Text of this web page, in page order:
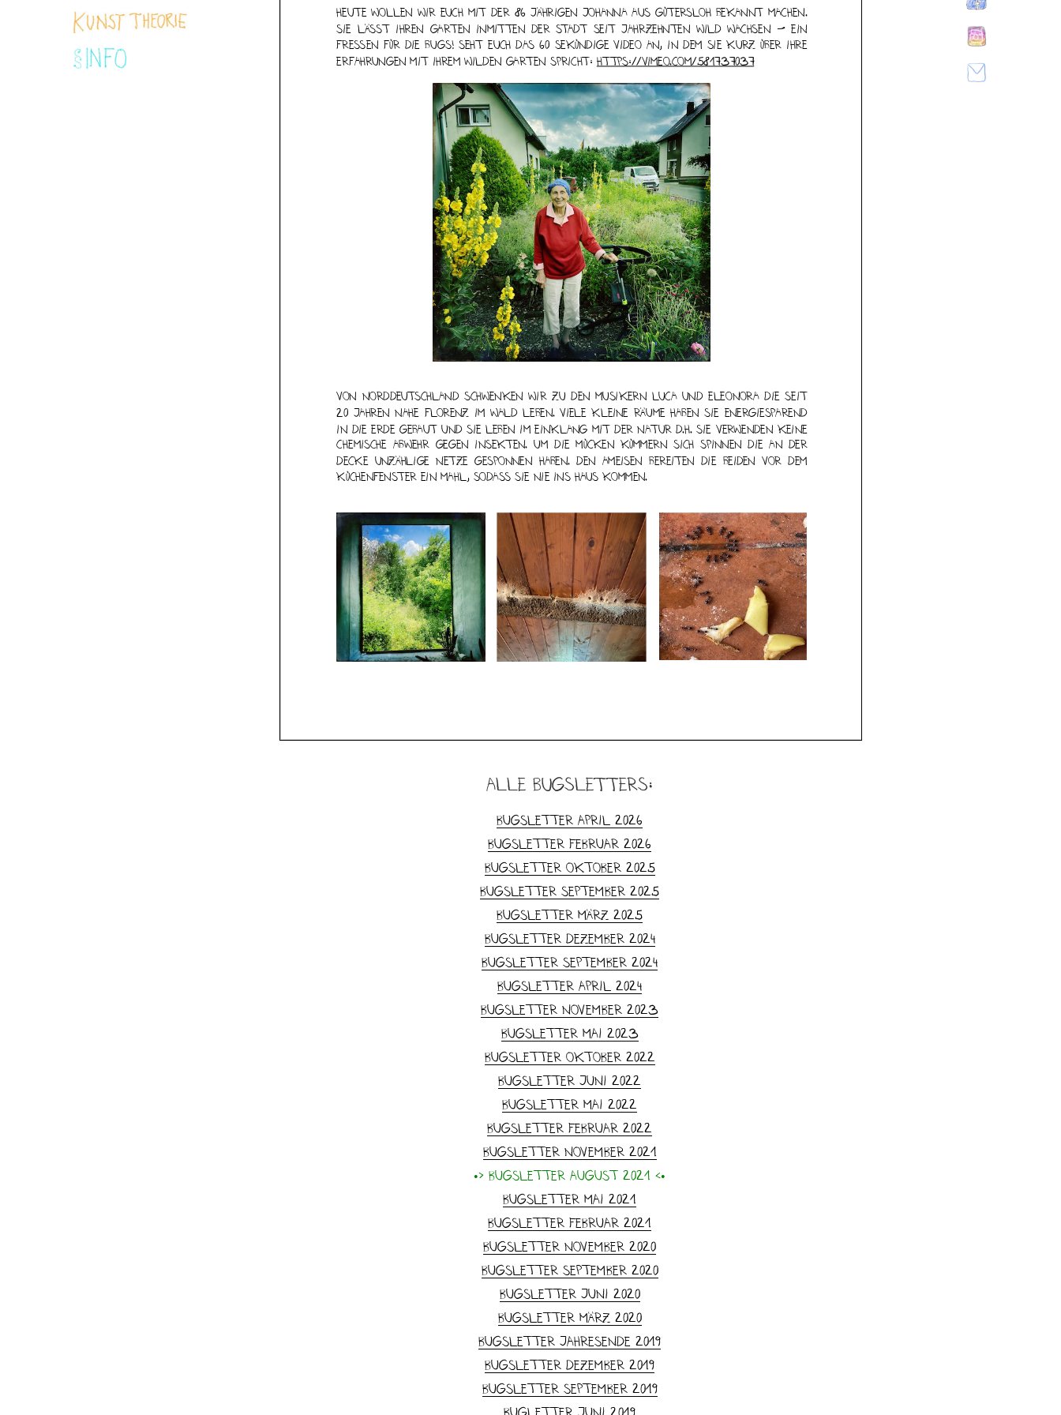
alle Bugsletters:
Bugsletter April 2026
Bugsletter Februar 2026
Bugsletter Oktober 2025
Bugsletter September 2025
Bugsletter März 2025
Bugsletter Dezember 2024
Bugsletter September 2024
Bugsletter April 2024
Bugsletter November 2023
Bugsletter Mai 2023
Bugsletter Oktober 2022
Bugsletter Juni 2022
Bugsletter Mai 2022
Bugsletter Februar 2022
Bugsletter November 2021
•> Bugsletter August 2021 <•
Bugsletter Mai 2021
Bugsletter Februar 2021
Bugsletter November 2020
Bugsletter September 2020
Bugsletter Juni 2020
Bugsletter März 2020
Bugsletter Jahresende 2019
Bugsletter Dezember 2019
Bugsletter September 2019